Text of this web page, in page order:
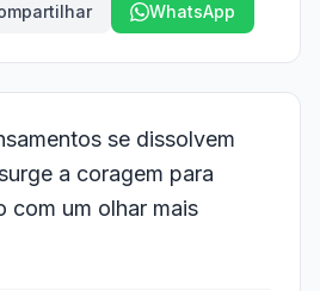
WhatsApp
se dissolvem
a coragem para
com um olhar mais